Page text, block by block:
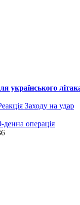
українського
Заходу на удар
денна операція